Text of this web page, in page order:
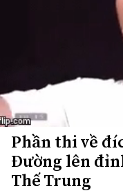
Phần thi về
Đường lên
Thế Trung